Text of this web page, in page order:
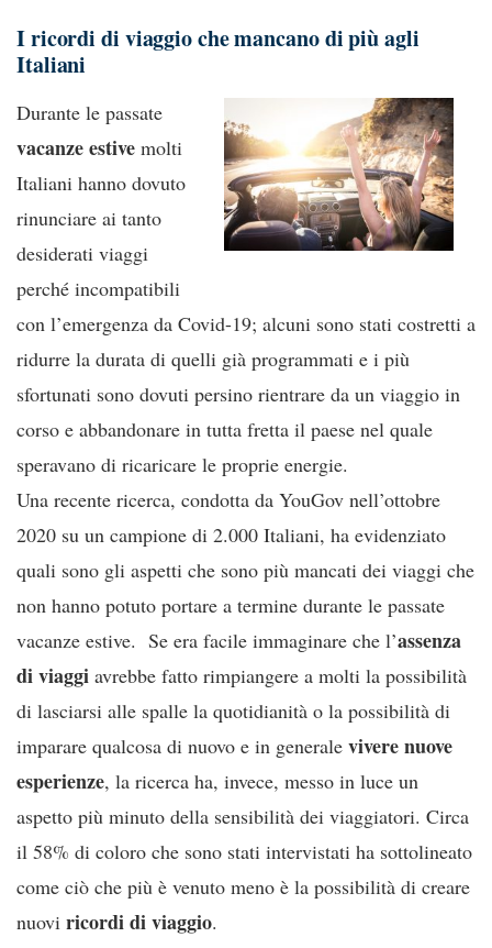
I ricordi di viaggio che mancano di più agli
Italiani
Durante le passate
vacanze estive molti
Italiani hanno dovuto
rinunciare ai tanto
desiderati viaggi
perché incompatibili
con l’emergenza da Covid-19; alcuni sono stati costretti a
ridurre la durata di quelli già programmati e i più
sfortunati sono dovuti persino rientrare da un viaggio in
corso e abbandonare in tutta fretta il paese nel quale
speravano di ricaricare le proprie energie.
Una recente ricerca, condotta da YouGov nell’ottobre
2020 su un campione di 2.000 Italiani, ha evidenziato
quali sono gli aspetti che sono più mancati dei viaggi che
non hanno potuto portare a termine durante le passate
vacanze estive. Se era facile immaginare che l’assenza
di viaggi avrebbe fatto rimpiangere a molti la possibilità
di lasciarsi alle spalle la quotidianità o la possibilità di
imparare qualcosa di nuovo e in generale vivere nuove
esperienze, la ricerca ha, invece, messo in luce un
aspetto più minuto della sensibilità dei viaggiatori. Circa
il 58% di coloro che sono stati intervistati ha sottolineato
come ciò che più è venuto meno è la possibilità di creare
nuovi ricordi di viaggio.